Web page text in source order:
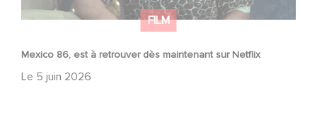
FILM
Mexico 86, est à retrouver dès maintenant sur Netflix
Le 5 juin 2026